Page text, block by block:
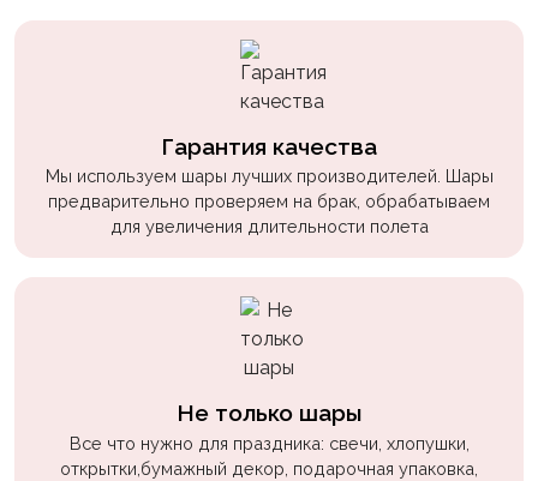
Гарантия качества
Мы используем шары лучших производителей. Шары
предварительно проверяем на брак, обрабатываем
для увеличения длительности полета
Не только шары
Все что нужно для праздника: свечи, хлопушки,
открытки,бумажный декор, подарочная упаковка,
Звёздные
Войны